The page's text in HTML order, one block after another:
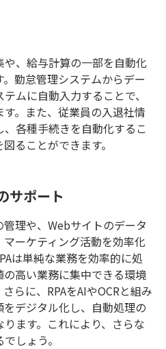
、給与計算の一部を自動化
勤怠管理システムからデー
ムに自動入力することで、
。また、従業員の入退社情
各種手続きを自動化するこ
ることができます。
サポート
理や、Webサイトのデータ
ーケティング活動を効率化
は単純な業務を効率的に処
高い業務に集中できる環境
らに、RPAをAIやOCRと組み
デジタル化し、自動処理の
ます。これにより、さらな
しょう。